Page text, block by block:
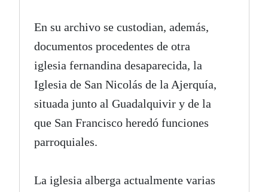
En su archivo se custodian, además,
documentos procedentes de otra
iglesia fernandina desaparecida, la
Iglesia de San Nicolás de la Ajerquía,
situada junto al Guadalquivir y de la
que San Francisco heredó funciones
parroquiales.
La iglesia alberga actualmente varias